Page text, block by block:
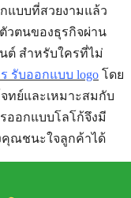
แบบที่สวยงามแล้ว
วตนของธุรกิจผ่าน
ต์ สำหรับใครที่ไม่
รับออกแบบ logo โดย
ทย์และเหมาะสมกับ
ออกแบบโลโก้จึงมี
คุณชนะใจลูกค้าได้